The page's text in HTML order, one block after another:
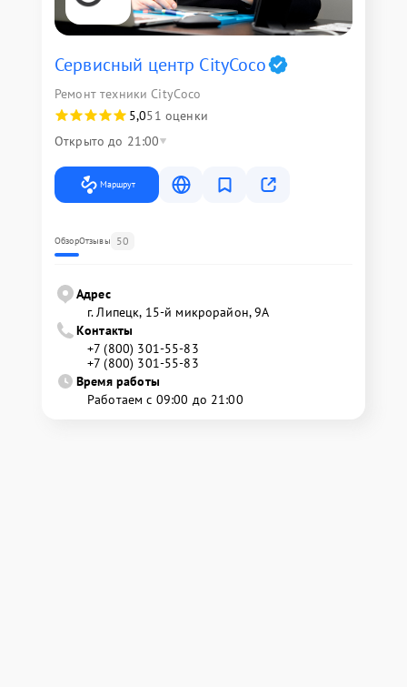
Сервисный центр CityCoco
Ремонт техники CityCoco
5,051 оценки
Открыто до 21:00
Маршрут
ОбзорОтзывы 50
Адрес
г. Липецк, 15-й микрорайон, 9А
Контакты
+7 (800) 301-55-83
+7 (800) 301-55-83
Время работы
Работаем с 09:00 до 21:00